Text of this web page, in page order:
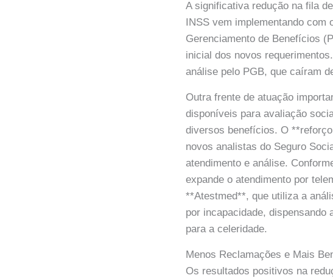
A significativa redução na fila
INSS vem implementando com
Gerenciamento de Benefícios
inicial dos novos
análise pelo PGB, que caíram
Outra frente de atuação
disponíveis para avaliação
diversos benefícios. O
novos analistas do Seguro
atendimento e análise.
expande o atendimento por
**Atestmed**, que utiliza a
por incapacidade,
para a celeridade.
Menos Reclamações e Mais
Os resultados positivos na